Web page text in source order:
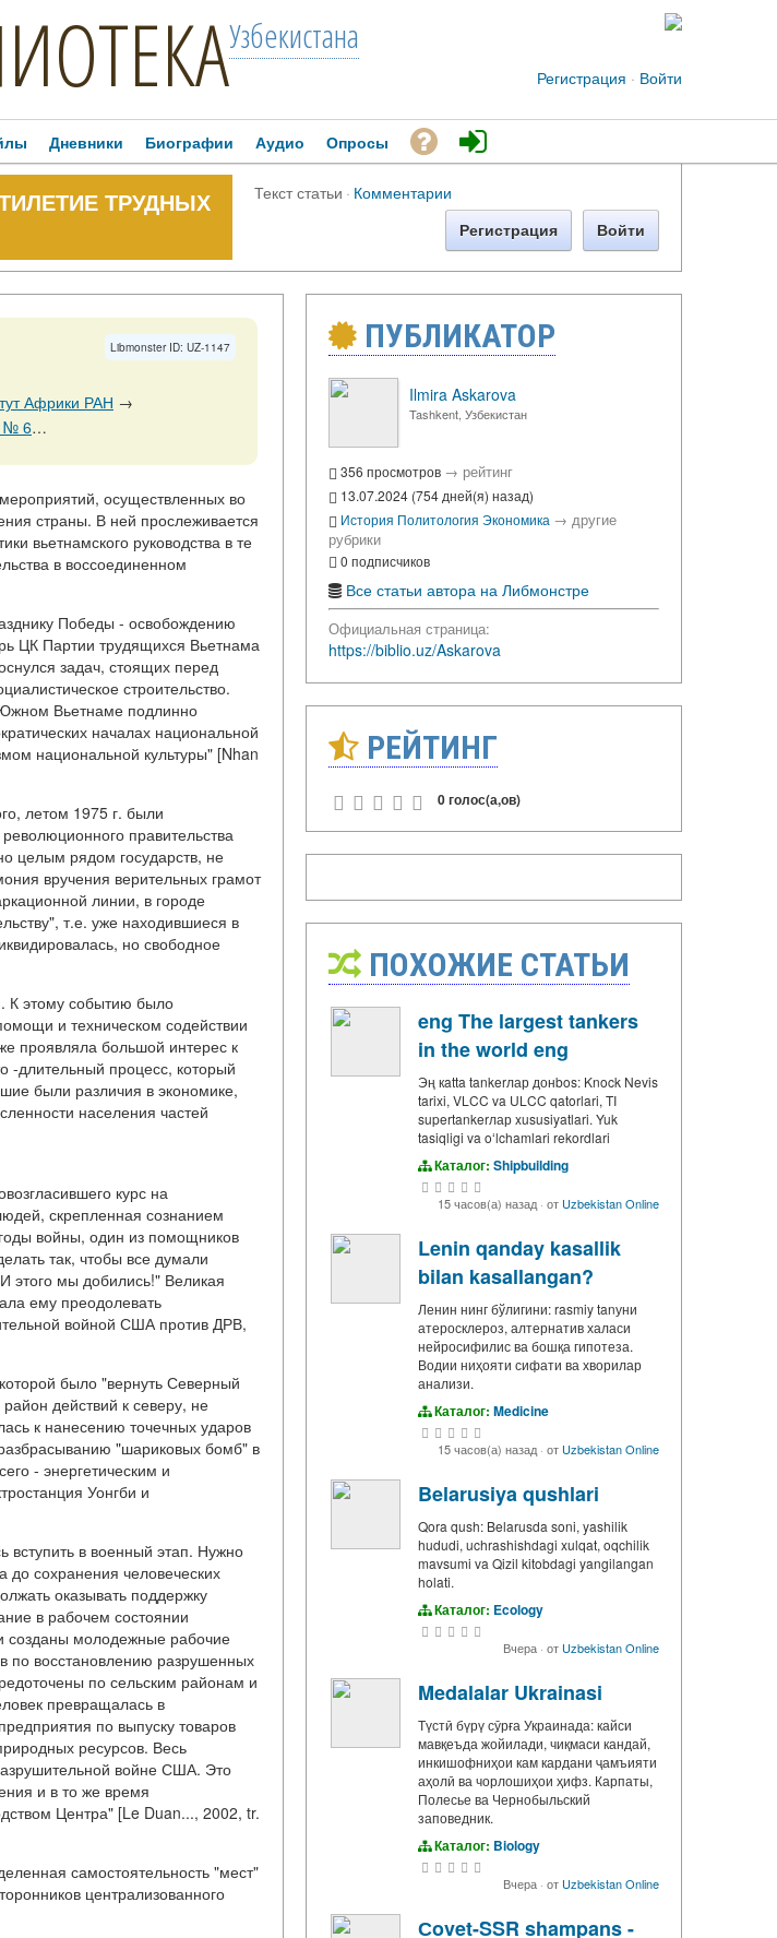
Узбекистана
Регистрация · Войти
Дневники Биографии Аудио Опросы
ТРУДНЫХ
Текст статьи · Комментарии
Регистрация Войти
Libmonster ID: UZ-1147
Африки РАН →
85.
осуществленных во
страны. В ней прослеживается
вьетнамского руководства в те
в воссоединенном
Победы - освобождению
ЦК Партии трудящихся Вьетнама
задач, стоящих перед
строительство.
Южном Вьетнаме подлинно
началах национальной
национальной культуры" [Nhan
летом 1975 г. были
правительства
целым рядом государств, не
вручения верительных грамот
линии, в городе
т.е. уже находившиеся в
но свободное
К этому событию было
и техническом содействии
проявляла большой интерес к
-длительный процесс, который
были различия в экономике,
населения частей
курс на
скрепленная сознанием
войны, один из помощников
так, чтобы все думали
этого мы добились!" Великая
ему преодолевать
войной США против ДРВ,
было "вернуть Северный
действий к северу, не
к нанесению точечных ударов
"шариковых бомб" в
- энергетическим и
Уонгби и
вступить в военный этап. Нужно
до сохранения человеческих
оказывать поддержку
в рабочем состоянии
созданы молодежные рабочие
по восстановлению разрушенных
по сельским районам и
превращалась в
по выпуску товаров
ресурсов. Весь
войне США. Это
и в то же время
Центра" [Le Duan..., 2002, tr.
самостоятельность "мест"
централизованного
ПУБЛИКАТОР
Ilmira Askarova
Tashkent, Узбекистан
356 просмотров → рейтинг
13.07.2024 (754 дней(я) назад)
История Политология Экономика → другие
рубрики
0 подписчиков
Все статьи автора на Либмонстре
Официальная страница:
https://biblio.uz/Askarova
РЕЙТИНГ
0 голос(а,ов)
ПОХОЖИЕ СТАТЬИ
eng The largest tankers
in the world eng
Эң кatta tankerлар донbos: Knock Nevis
tarixi, VLCC va ULCC qatorlari, TI
supertankerлар xususiyatlari. Yuk
tasiqligi va oʻlchamlari rekordlari
Каталог: Shipbuilding
15 часов(а) назад· от Uzbekistan Online
Lenin qanday kasallik
bilan kasallangan?
Ленин нинг бўлигини: rasmiy tanуни
атеросклероз, алтернатив халаси
нейросифилис ва бошқа гипотеза.
Водии ниҳояти сифати ва хворилар
анализи.
Каталог: Medicine
15 часов(а) назад· от Uzbekistan Online
Belarusiya qushlari
Qora qush: Belarusda soni, yashilik
hududi, uchrashishdagi xulqat, oqchilik
mavsumi va Qizil kitobdagi yangilangan
holati.
Каталог: Ecology
Вчера · от Uzbekistan Online
Medalalar Ukrainasi
Түстӣ бүрү сӯрға Украинада: кайси
мавқеъда жойилади, чиқмаси кандай,
инкишофниҳои кам кардани ҷамъияти
аҳолӣ ва чорлошиҳои ҳифз. Карпаты,
Полесье ва Чернобыльский
заповедник.
Каталог: Biology
Вчера · от Uzbekistan Online
Сovet-SSR shampans -